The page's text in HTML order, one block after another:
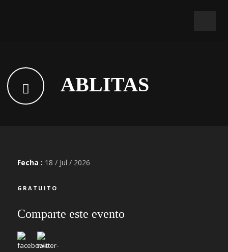
ABLITAS
Fecha : 18 / Jul / 2026
GRATUITO
Comparte este evento